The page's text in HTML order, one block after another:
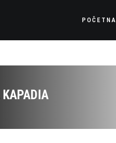
POČETNA
KAPADIA